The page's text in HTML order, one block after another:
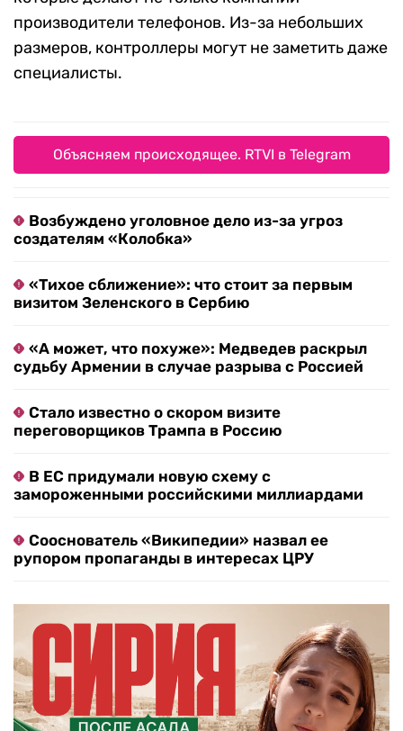
производители телефонов. Из-за небольших
размеров, контроллеры могут не заметить даже
специалисты.
Объясняем происходящее. RTVI в Telegram
Возбуждено уголовное дело из-за угроз
создателям «Колобка»
«Тихое сближение»: что стоит за первым
визитом Зеленского в Сербию
«А может, что похуже»: Медведев раскрыл
судьбу Армении в случае разрыва с Россией
Стало известно о скором визите
переговорщиков Трампа в Россию
В ЕС придумали новую схему с
замороженными российскими миллиардами
Сооснователь «Википедии» назвал ее
рупором пропаганды в интересах ЦРУ